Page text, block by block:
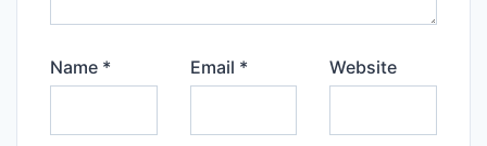
Name * Email * Website